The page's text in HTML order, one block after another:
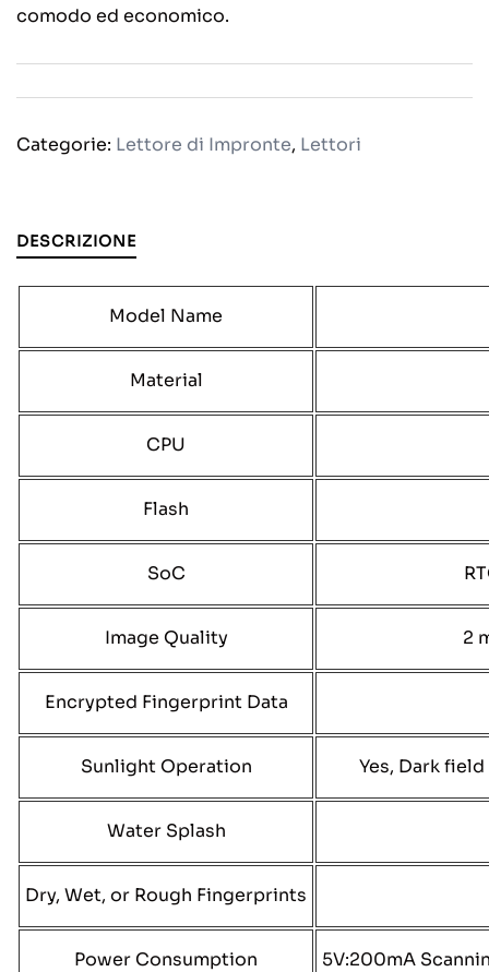
comodo ed economico.
Categorie: Lettore di Impronte, Lettori
DESCRIZIONE
Model Name
Material
CPU
Flash
SoC
Image Quality 2
Encrypted Fingerprint Data
Sunlight Operation Yes, Dark
Water Splash
Dry, Wet, or Rough Fingerprints
Power Consumption 5V:200mA